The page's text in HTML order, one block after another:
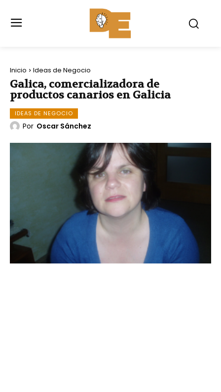
Inicio Ideas de Negocio
Galica, comercializadora de
productos canarios en Galicia
IDEAS DE NEGOCIO
Por Oscar Sánchez